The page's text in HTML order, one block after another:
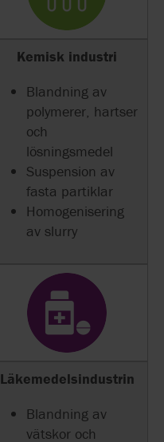
Kemisk industri
Blandning av
polymerer, hartser
och
lösningsmedel
Suspension av
fasta partiklar
Homogenisering
av slurry
Läkemedelsindustrin
Blandning av
vätskor och